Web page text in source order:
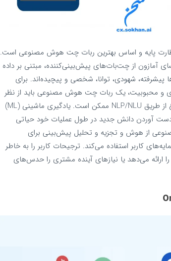
پایه و اساس بهترین ربات چت هوش مصنوعی است.
آمازون از چت‌بات‌های پیش‌بینی‌کننده، مبتنی بر داده
شهودی، توانا، شخصی و پیچیده‌اند. برای
و محبوبیت، یک ربات چت هوش مصنوعی باید از نظر
زمینه‌ای آگاه باشد که این موضوع از طریق NLP/NLU ممکن است. یادگیری ماشینی (ML)
دست آوردن دانش جدید در طول عملیات خود حیاتی
از هوش و تجزیه و تحلیل پیش‌بینی برای
کاربر استفاده می‌کند. ترجیحات کاربر را به خاطر
ارائه می‌دهد یا نیازهای آینده مشتری را حدس‌های